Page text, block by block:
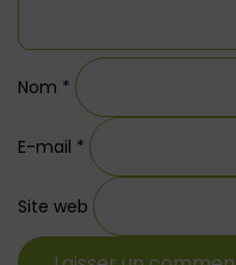
Nom *
E-mail *
Site web